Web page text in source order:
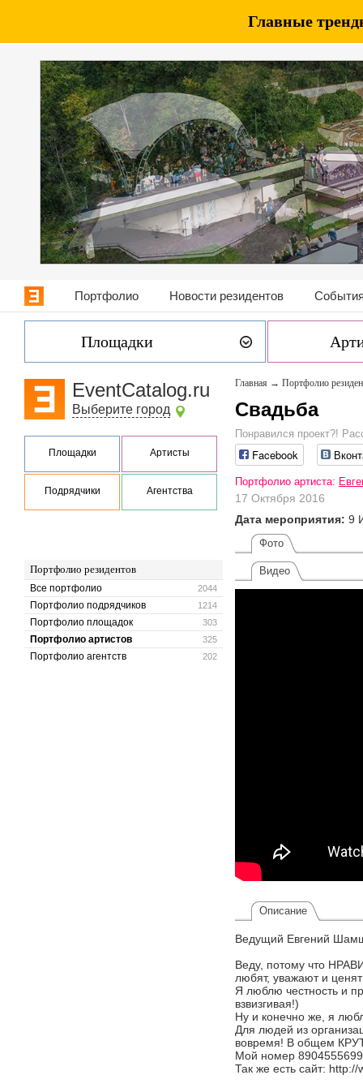
Главные
Портфолио Новости резидентов
Площадки
EventCatalog.ru
Выберите город
Площадки Артисты
Подрядчики Агентства
Портфолио резидентов
2044
Все портфолио
1214
Портфолио подрядчиков
303
Портфолио площадок
325
Портфолио артистов
202
Портфолио агентств
Главная → Портфолио
Свадьба
Понравился проект?!
Facebook
Портфолио артиста:
17 Октября 2016
Дата мероприятия: 9
Фото
Видео
Описание
Ведущий Евгений
Веду, потому что
любят, уважают и
Я люблю честность и
взвизгивая!)
Ну и конечно же, я
Для людей из
вовремя! В общем
Мой номер
Так же есть сайт: